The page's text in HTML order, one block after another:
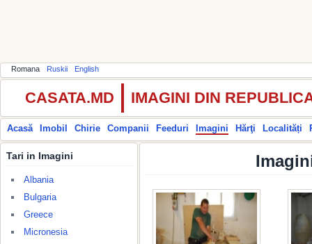
Romana Ruskii English
CASATA.MD IMAGINI DIN
Acasă Imobil Chirie Companii Feeduri Imagini Hărţi Localități
Tari in Imagini
Albania
Bulgaria
Greece
Micronesia